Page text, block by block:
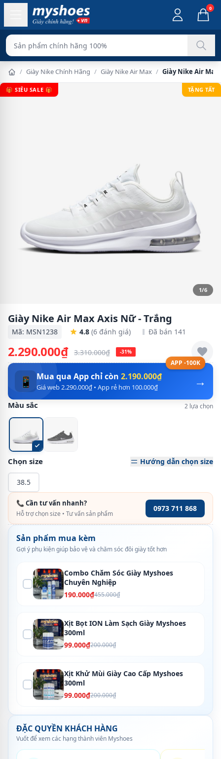
0
Sản phẩm chính hãng 100%
/ Giày Nike Chính Hãng / Giày Nike Air Max / Giày Nike Air
🎁 SIÊU SALE 🎁 TẶNG TẤT
1/6
Giày Nike Air Max Axis Nữ - Trắng
Mã: MSN1238 4.8 (6 đánh giá) Đã bán 141
2.290.000₫ 3.310.000₫ -31%
APP -100K
→
📱 Mua qua App chỉ còn 2.190.000₫
Giá web 2.290.000₫ • App rẻ hơn 100.000₫
Màu sắc 2 lựa chọn
Chọn size Hướng dẫn chọn size
38.5
📞 Cần tư vấn nhanh?
Hỗ trợ chọn size • Tư vấn sản phẩm
0973 711 868
Sản phẩm mua kèm
Gợi ý phụ kiện giúp bảo vệ và chăm sóc đôi giày tốt hơn
Combo Chăm Sóc Giày Myshoes
Chuyên Nghiệp
190.000₫455.000₫
Xịt Bọt ION Làm Sạch Giày Myshoes
300ml
99.000₫200.000₫
Xịt Khử Mùi Giày Cao Cấp Myshoes
300ml
99.000₫200.000₫
ĐẶC QUYỀN KHÁCH HÀNG
Vuốt để xem các hạng thành viên Myshoes